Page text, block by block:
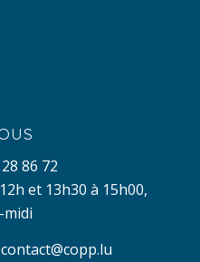
86 72
et 13h30 à 15h00,
midi
contact@copp.lu